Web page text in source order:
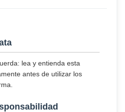
lea y entienda esta
antes de utilizar los